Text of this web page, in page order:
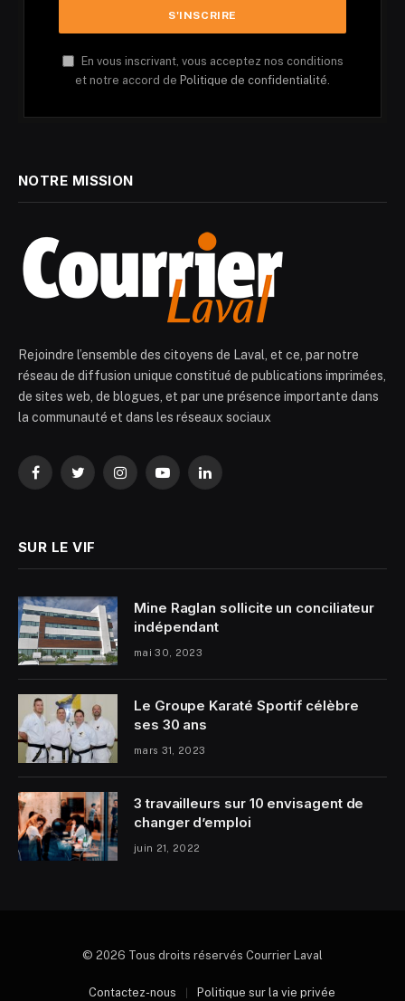
En vous inscrivant, vous acceptez nos conditions
et notre accord de Politique de confidentialité.
NOTRE MISSION
Rejoindre l’ensemble des citoyens de Laval, et ce, par notre
réseau de diffusion unique constitué de publications imprimées,
de sites web, de blogues, et par une présence importante dans
la communauté et dans les réseaux sociaux
FacebookTwitterInstagramYouTubeLinkedIn
SUR LE VIF
Mine Raglan sollicite un conciliateur
indépendant
mai 30, 2023
Le Groupe Karaté Sportif célèbre
ses 30 ans
mars 31, 2023
3 travailleurs sur 10 envisagent de
changer d’emploi
juin 21, 2022
© 2026 Tous droits réservés Courrier Laval
Contactez-nous Politique sur la vie privée